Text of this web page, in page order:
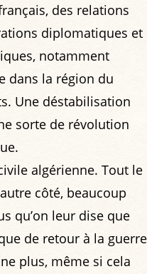
des relations
diplomatiques et
notamment
dans la région du
Une déstabilisation
sorte de révolution
algérienne. Tout le
côté, beaucoup
qu’on leur dise que
de retour à la guerre
plus, même si cela